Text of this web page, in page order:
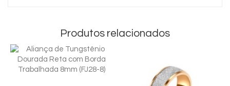
Produtos relacionados